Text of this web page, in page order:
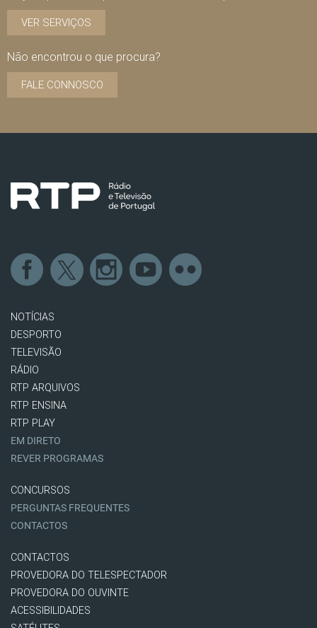
VER SERVIÇOS
Não encontrou o que procura?
FALE CONNOSCO
NOTÍCIAS
DESPORTO
TELEVISÃO
RÁDIO
RTP ARQUIVOS
RTP ENSINA
RTP PLAY
EM DIRETO
REVER PROGRAMAS
CONCURSOS
PERGUNTAS FREQUENTES
CONTACTOS
CONTACTOS
PROVEDORA DO TELESPECTADOR
PROVEDORA DO OUVINTE
ACESSIBILIDADES